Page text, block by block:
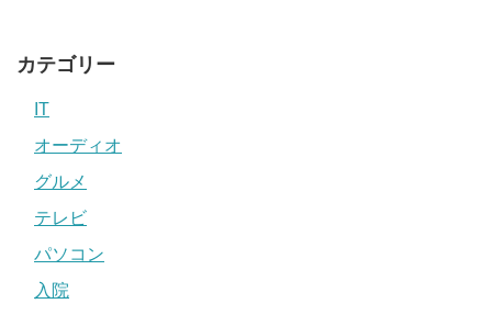
カテゴリー
IT
オーディオ
グルメ
テレビ
パソコン
入院